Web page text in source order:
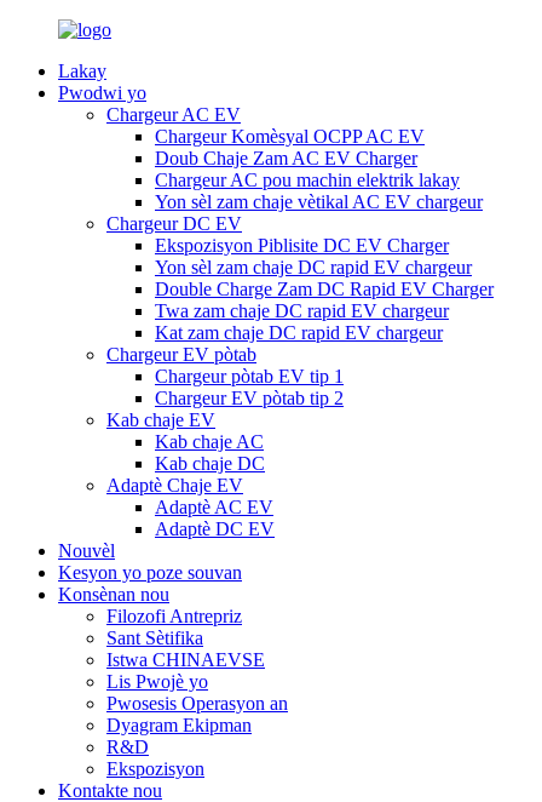
Lakay
Pwodwi yo
Chargeur AC EV
Chargeur Komèsyal OCPP AC EV
Doub Chaje Zam AC EV Charger
Chargeur AC pou machin elektrik lakay
Yon sèl zam chaje vètikal AC EV chargeur
Chargeur DC EV
Ekspozisyon Piblisite DC EV Charger
Yon sèl zam chaje DC rapid EV chargeur
Double Charge Zam DC Rapid EV Charger
Twa zam chaje DC rapid EV chargeur
Kat zam chaje DC rapid EV chargeur
Chargeur EV pòtab
Chargeur pòtab EV tip 1
Chargeur EV pòtab tip 2
Kab chaje EV
Kab chaje AC
Kab chaje DC
Adaptè Chaje EV
Adaptè AC EV
Adaptè DC EV
Nouvèl
Kesyon yo poze souvan
Konsènan nou
Filozofi Antrepriz
Sant Sètifika
Istwa CHINAEVSE
Lis Pwojè yo
Pwosesis Operasyon an
Dyagram Ekipman
R&D
Ekspozisyon
Kontakte nou